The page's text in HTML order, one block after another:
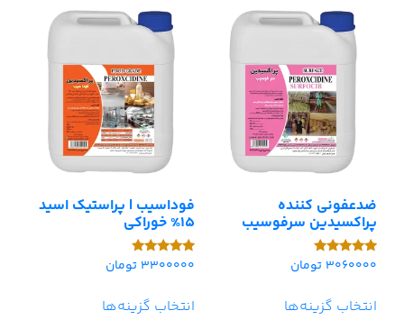
ضدعفونی کننده
پراکسیدین سرفوسیب
امتیاز
3060000 تومان
انتخاب گزینه‌ها
فوداسیب | پراستیک اسید
15% خوراکی
امتیاز
3300000 تومان
انتخاب گزینه‌ها